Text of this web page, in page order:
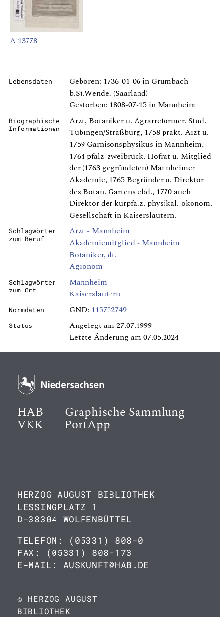
A 13778
Lebensdaten
Geboren: 1736-01-06 in Grumbach
b.St.Wendel (Saarland)
Gestorben: 1808-07-15 in Mannheim
Biographische
Informationen
Arzt, Botaniker u. Agrarreformer. Stud.
Tübingen/Straßburg, 1758 prakt. Arzt u.
1759 Garnisonsphysikus in Mannheim,
1764 pfalz-zweibrück. Hofrat u. Mitglied
der (1763 gegründeten) Mannheimer
Akademie, 1765 Begründer u. Direktor
des Botan. Gartens ebd., 1770 auch
Direktor der kurpfälz. physikal.-ökonom.
Gesellschaft in Kaiserslautern.
Schlagwörter
zum Beruf
Arzt - Mannheim
Akademiemitglied - Mannheim
Botaniker, dt.
Agronom
Schlagwörter
zum Ort
Mannheim
Kaiserslautern
Normdaten GND: 115752749
Status
Angelegt am 27.07.1999
Letzte Änderung am 07.05.2024
HAB Graphische Sammlung
VKK PortApp
HERZOG AUGUST BIBLIOTHEK
LESSINGPLATZ 1
D-38304 WOLFENBÜTTEL
TELEFON: (05331) 808-0
FAX: (05331) 808-173
E-MAIL: AUSKUNFT@HAB.DE
© HERZOG AUGUST
BIBLIOTHEK